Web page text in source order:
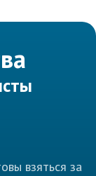
взяться за